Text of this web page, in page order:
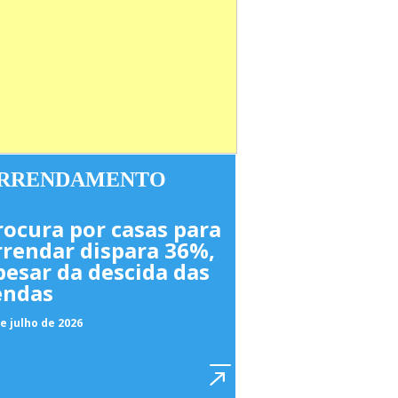
por casas para
dispara 36%,
da descida das
julho de 2026